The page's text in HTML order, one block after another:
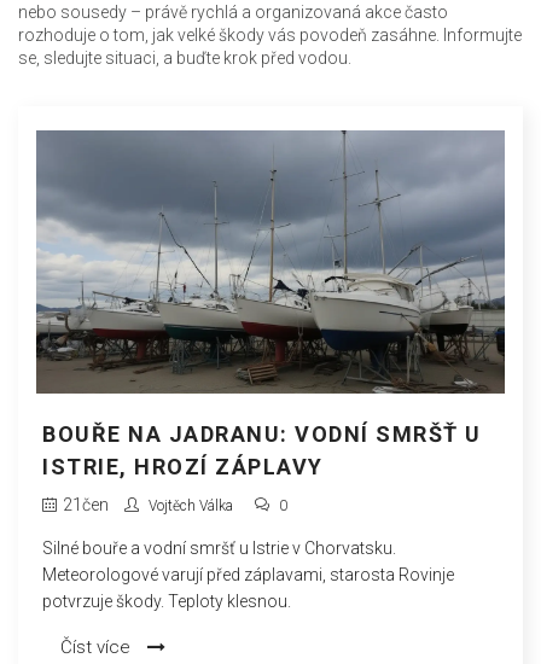
nebo sousedy – právě rychlá a organizovaná akce často
rozhoduje o tom, jak velké škody vás povodeň zasáhne. Informujte
se, sledujte situaci, a buďte krok před vodou.
BOUŘE NA JADRANU: VODNÍ SMRŠŤ U
ISTRIE, HROZÍ ZÁPLAVY
21 čen Vojtěch Válka 0
Silné bouře a vodní smršť u Istrie v Chorvatsku.
Meteorologové varují před záplavami, starosta Rovinje
potvrzuje škody. Teploty klesnou.
Číst více